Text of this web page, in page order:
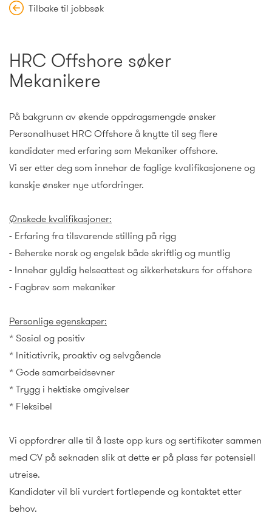
Tilbake til jobbsøk
HRC Offshore søker
Mekanikere
På bakgrunn av økende oppdragsmengde ønsker
Personalhuset HRC Offshore å knytte til seg flere
kandidater med erfaring som Mekaniker offshore.
Vi ser etter deg som innehar de faglige kvalifikasjonene og
kanskje ønsker nye utfordringer.
Ønskede kvalifikasjoner:
- Erfaring fra tilsvarende stilling på rigg
- Beherske norsk og engelsk både skriftlig og muntlig
- Innehar gyldig helseattest og sikkerhetskurs for offshore
- Fagbrev som mekaniker
Personlige egenskaper:
* Sosial og positiv
* Initiativrik, proaktiv og selvgående
* Gode samarbeidsevner
* Trygg i hektiske omgivelser
* Fleksibel
Vi oppfordrer alle til å laste opp kurs og sertifikater sammen
med CV på søknaden slik at dette er på plass før potensiell
utreise.
Kandidater vil bli vurdert fortløpende og kontaktet etter
behov.